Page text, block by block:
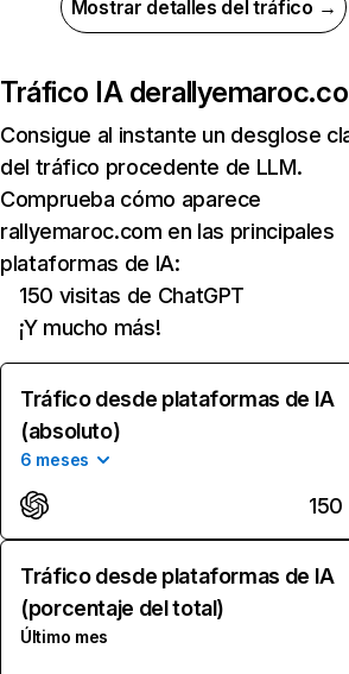
Mostrar detalles del tráfico →
Tráfico IA de
Consigue al instante un desglose
del tráfico procedente de LLM.
Comprueba cómo aparece
rallyemaroc.com en las principales
plataformas de IA:
150 visitas de ChatGPT
¡Y mucho más!
Tráfico desde plataformas de IA
(absoluto)
6 meses
150
Tráfico desde plataformas de IA
(porcentaje del total)
Último mes